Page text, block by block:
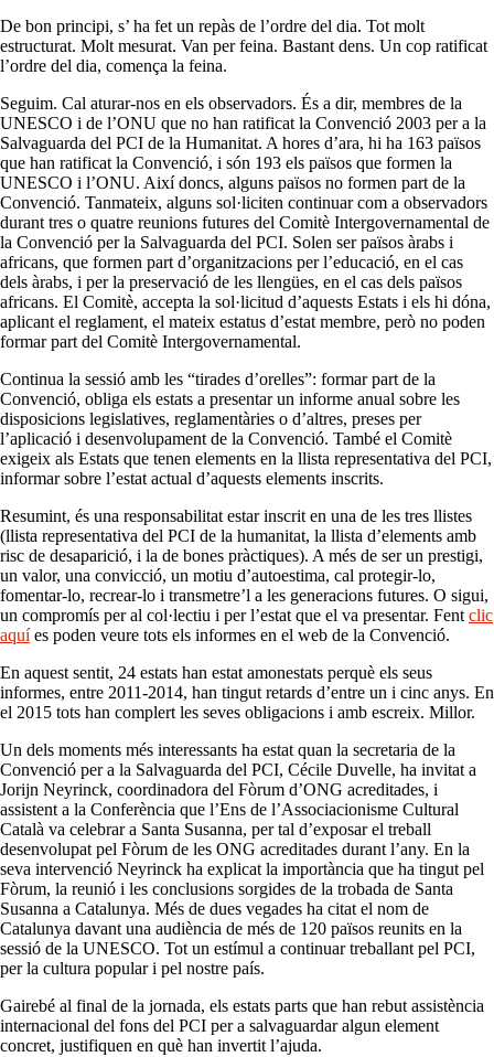
De bon principi, s’ ha fet un repàs de l’ordre del dia. Tot molt
estructurat. Molt mesurat. Van per feina. Bastant dens. Un cop ratificat
l’ordre del dia, comença la feina.
Seguim. Cal aturar-nos en els observadors. És a dir, membres de la
UNESCO i de l’ONU que no han ratificat la Convenció 2003 per a la
Salvaguarda del PCI de la Humanitat. A hores d’ara, hi ha 163 països
que han ratificat la Convenció, i són 193 els països que formen la
UNESCO i l’ONU. Així doncs, alguns països no formen part de la
Convenció. Tanmateix, alguns sol·liciten continuar com a observadors
durant tres o quatre reunions futures del Comitè Intergovernamental de
la Convenció per la Salvaguarda del PCI. Solen ser països àrabs i
africans, que formen part d’organitzacions per l’educació, en el cas
dels àrabs, i per la preservació de les llengües, en el cas dels països
africans. El Comitè, accepta la sol·licitud d’aquests Estats i els hi dóna,
aplicant el reglament, el mateix estatus d’estat membre, però no poden
formar part del Comitè Intergovernamental.
Continua la sessió amb les “tirades d’orelles”: formar part de la
Convenció, obliga els estats a presentar un informe anual sobre les
disposicions legislatives, reglamentàries o d’altres, preses per
l’aplicació i desenvolupament de la Convenció. També el Comitè
exigeix als Estats que tenen elements en la llista representativa del PCI,
informar sobre l’estat actual d’aquests elements inscrits.
Resumint, és una responsabilitat estar inscrit en una de les tres llistes
(llista representativa del PCI de la humanitat, la llista d’elements amb
risc de desaparició, i la de bones pràctiques). A més de ser un prestigi,
un valor, una convicció, un motiu d’autoestima, cal protegir-lo,
fomentar-lo, recrear-lo i transmetre’l a les generacions futures. O sigui,
un compromís per al col·lectiu i per l’estat que el va presentar. Fentclic
aquí es poden veure tots els informes en el web de la Convenció.
En aquest sentit, 24 estats han estat amonestats perquè els seus
informes, entre 2011-2014, han tingut retards d’entre un i cinc anys. En
el 2015 tots han complert les seves obligacions i amb escreix. Millor.
Un dels moments més interessants ha estat quan la secretaria de la
Convenció per a la Salvaguarda del PCI, Cécile Duvelle, ha invitat a
Jorijn Neyrinck, coordinadora del Fòrum d’ONG acreditades, i
assistent a la Conferència que l’Ens de l’Associacionisme Cultural
Català va celebrar a Santa Susanna, per tal d’exposar el treball
desenvolupat pel Fòrum de les ONG acreditades durant l’any. En la
seva intervenció Neyrinck ha explicat la importància que ha tingut pel
Fòrum, la reunió i les conclusions sorgides de la trobada de Santa
Susanna a Catalunya. Més de dues vegades ha citat el nom de
Catalunya davant una audiència de més de 120 països reunits en la
sessió de la UNESCO. Tot un estímul a continuar treballant pel PCI,
per la cultura popular i pel nostre país.
Gairebé al final de la jornada, els estats parts que han rebut assistència
internacional del fons del PCI per a salvaguardar algun element
concret, justifiquen en què han invertit l’ajuda.